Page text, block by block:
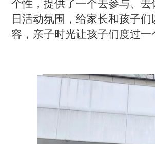
个性，提供了一个去参与、
日活动氛围，给家长和孩子们
容 ， 亲子时光让孩子们度过一